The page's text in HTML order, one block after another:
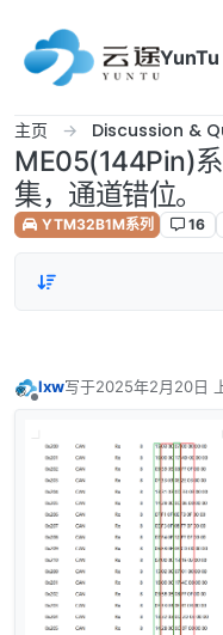
主页 Discussion &
ME05(144Pin)
集，通道错位。
YTM32B1M系列 16
lxw写于2025年2月20日
最后由 编辑